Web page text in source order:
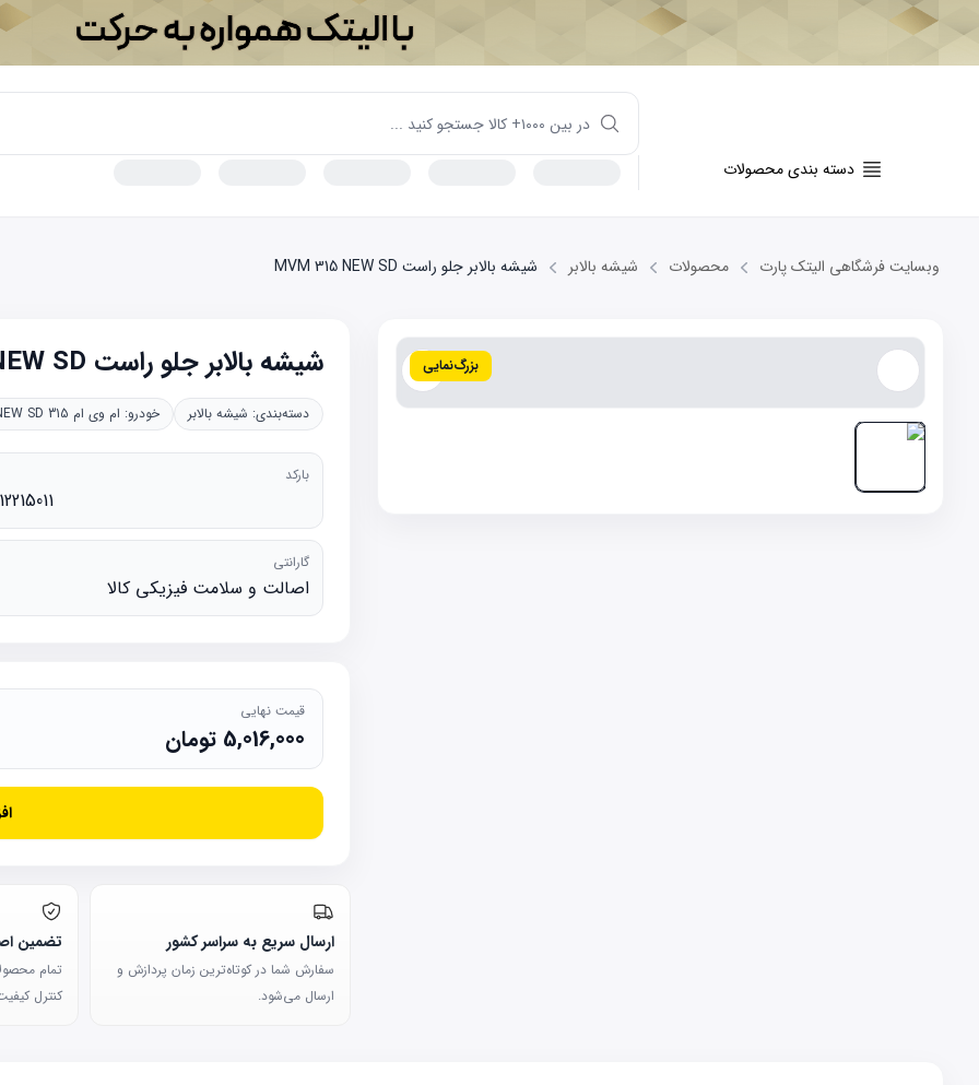
دسته بندی محصولات
وبسایت فرشگاهی الیتک پارت محصولات شیشه بالابر شیشه بالابر جلو راست MVM 315 NEW SD
بزرگ‌نمایی شیشه بالابر جلو راست MVM 315 NEW SD
دسته‌بندی: شیشه بالابر خودرو: ام وی ام 315 NEW SD
بارکد
گارانتی
اصالت و سلامت فیزیکی کالا
قیمت نهایی
5,016,000 تومان
ارسال سریع به سراسر کشور
سفارش شما در کوتاه‌ترین زمان پردازش و
ارسال می‌شود.
تضمین
تمام
کنترل